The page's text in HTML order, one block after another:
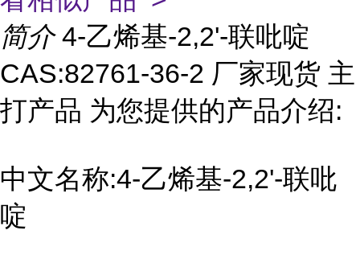
简介 4-乙烯基-2,2'-联吡啶
CAS:82761-36-2 厂家现货 主
打产品 为您提供的产品介绍:
中文名称:4-乙烯基-2,2'-联吡
啶